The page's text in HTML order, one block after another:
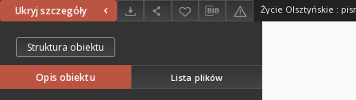
Ukryj szczegóły
Struktura obiektu
Opis obiektu Lista plików